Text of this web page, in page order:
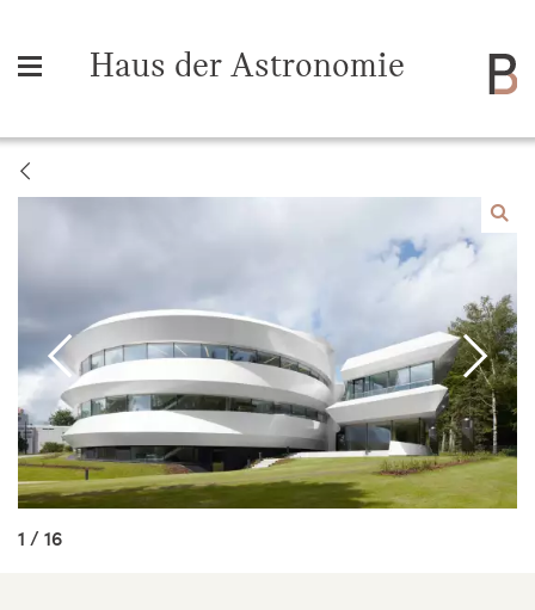
Haus der Astronomie
1 / 16